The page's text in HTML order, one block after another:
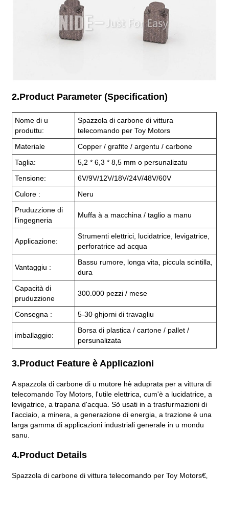
2.Product Parameter (Specification)
Nome di u
produttu:
Spazzola di carbone di vittura
telecomando per Toy Motors
Materiale
Copper / grafite / argentu / carbone
Taglia:
5,2 * 6,3 * 8,5 mm o persunalizatu
Tensione:
6V/9V/12V/18V/24V/48V/60V
Culore :
Neru
Pruduzzione di
l'ingegneria
Muffa à a macchina / taglio a manu
Applicazione:
Strumenti elettrici, lucidatrice, levigatrice,
perforatrice ad acqua
Vantaggiu :
Bassu rumore, longa vita, piccula scintilla,
dura
Capacità di
pruduzzione
300.000 pezzi / mese
Consegna : 5-30 ghjorni di travagliu
imballaggio:
Borsa di plastica / cartone / pallet /
persunalizata
3.Product Feature è Applicazioni
A spazzola di carbone di u mutore hè aduprata per a vittura di
telecomando Toy Motors, l'utile elettrica, cum'è a lucidatrice, a
levigatrice, a trapana d'acqua. Sò usati in a trasfurmazioni di
l'acciaio, a minera, a generazione di energia, a trazione è una
larga gamma di applicazioni industriali generale in u mondu
sanu.
4.Product Details
Spazzola di carbone di vittura telecomando per Toy Motors€‚